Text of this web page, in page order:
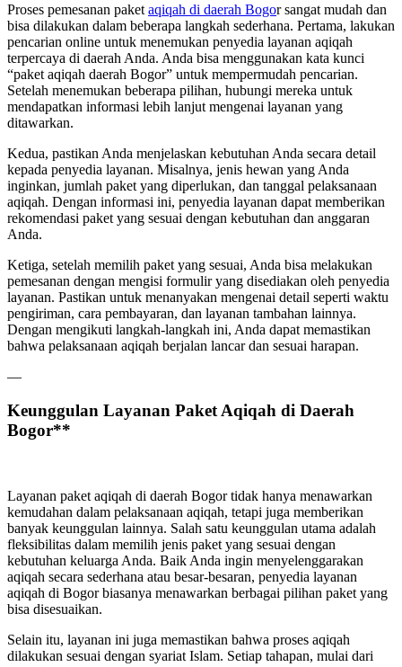
Proses pemesanan paket aqiqah di daerah Bogor sangat mudah dan
bisa dilakukan dalam beberapa langkah sederhana. Pertama, lakukan
pencarian online untuk menemukan penyedia layanan aqiqah
terpercaya di daerah Anda. Anda bisa menggunakan kata kunci
“paket aqiqah daerah Bogor” untuk mempermudah pencarian.
Setelah menemukan beberapa pilihan, hubungi mereka untuk
mendapatkan informasi lebih lanjut mengenai layanan yang
ditawarkan.
Kedua, pastikan Anda menjelaskan kebutuhan Anda secara detail
kepada penyedia layanan. Misalnya, jenis hewan yang Anda
inginkan, jumlah paket yang diperlukan, dan tanggal pelaksanaan
aqiqah. Dengan informasi ini, penyedia layanan dapat memberikan
rekomendasi paket yang sesuai dengan kebutuhan dan anggaran
Anda.
Ketiga, setelah memilih paket yang sesuai, Anda bisa melakukan
pemesanan dengan mengisi formulir yang disediakan oleh penyedia
layanan. Pastikan untuk menanyakan mengenai detail seperti waktu
pengiriman, cara pembayaran, dan layanan tambahan lainnya.
Dengan mengikuti langkah-langkah ini, Anda dapat memastikan
bahwa pelaksanaan aqiqah berjalan lancar dan sesuai harapan.
—
Keunggulan Layanan Paket Aqiqah di Daerah
Bogor**
Layanan paket aqiqah di daerah Bogor tidak hanya menawarkan
kemudahan dalam pelaksanaan aqiqah, tetapi juga memberikan
banyak keunggulan lainnya. Salah satu keunggulan utama adalah
fleksibilitas dalam memilih jenis paket yang sesuai dengan
kebutuhan keluarga Anda. Baik Anda ingin menyelenggarakan
aqiqah secara sederhana atau besar-besaran, penyedia layanan
aqiqah di Bogor biasanya menawarkan berbagai pilihan paket yang
bisa disesuaikan.
Selain itu, layanan ini juga memastikan bahwa proses aqiqah
dilakukan sesuai dengan syariat Islam. Setiap tahapan, mulai dari